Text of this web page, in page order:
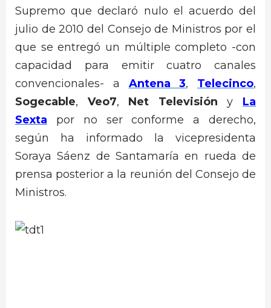
Supremo que declaró nulo el acuerdo del
julio de 2010 del Consejo de Ministros por el
que se entregó un múltiple completo -con
capacidad para emitir cuatro canales
convencionales- a Antena 3, Telecinco,
Sogecable, Veo7, Net Televisión y La
Sexta por no ser conforme a derecho,
según ha informado la vicepresidenta
Soraya Sáenz de Santamaría en rueda de
prensa posterior a la reunión del Consejo de
Ministros.